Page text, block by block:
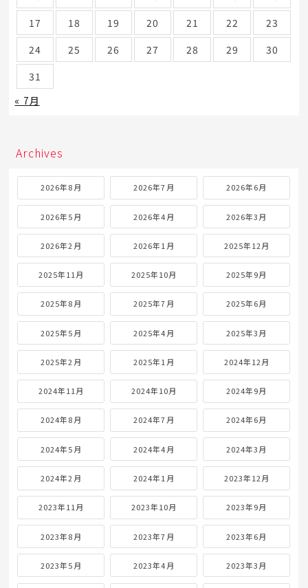
17
18 19 20 21 22
23
24
25 26 27 28 29
30
31
« 7月
Archives
2026年8月 2026年7月 2026年6月
2026年5月 2026年4月 2026年3月
2026年2月 2026年1月 2025年12月
2025年11月 2025年10月 2025年9月
2025年8月 2025年7月 2025年6月
2025年5月 2025年4月 2025年3月
2025年2月 2025年1月 2024年12月
2024年11月 2024年10月 2024年9月
2024年8月 2024年7月 2024年6月
2024年5月 2024年4月 2024年3月
2024年2月 2024年1月 2023年12月
2023年11月 2023年10月 2023年9月
2023年8月 2023年7月 2023年6月
2023年5月 2023年4月 2023年3月